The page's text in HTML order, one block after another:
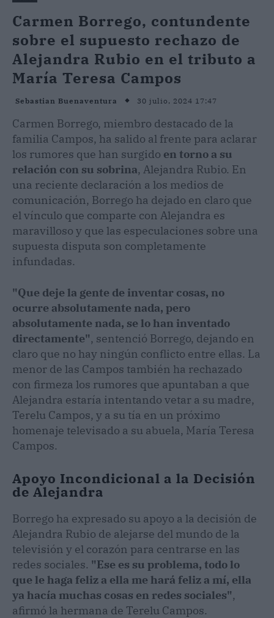
Carmen Borrego, contundente
sobre el supuesto rechazo de
Alejandra Rubio en el tributo a
María Teresa Campos
Sebastian Buenaventura 30 julio, 2024 17:47
Carmen Borrego, miembro destacado de la
familia Campos, ha salido al frente para aclarar
los rumores que han surgido en torno a su
relación con su sobrina, Alejandra Rubio. En
una reciente declaración a los medios de
comunicación, Borrego ha dejado en claro que
el vínculo que comparte con Alejandra es
maravilloso y que las especulaciones sobre una
supuesta disputa son completamente
infundadas.
"Que deje la gente de inventar cosas, no
ocurre absolutamente nada, pero
absolutamente nada, se lo han inventado
directamente", sentenció Borrego, dejando en
claro que no hay ningún conflicto entre ellas. La
menor de las Campos también ha rechazado
con firmeza los rumores que apuntaban a que
Alejandra estaría intentando vetar a su madre,
Terelu Campos, y a su tía en un próximo
homenaje televisado a su abuela, María Teresa
Campos.
Apoyo Incondicional a la Decisión
de Alejandra
Borrego ha expresado su apoyo a la decisión de
Alejandra Rubio de alejarse del mundo de la
televisión y el corazón para centrarse en las
redes sociales. "Ese es su problema, todo lo
que le haga feliz a ella me hará feliz a mí, ella
ya hacía muchas cosas en redes sociales",
afirmó la hermana de Terelu Campos.